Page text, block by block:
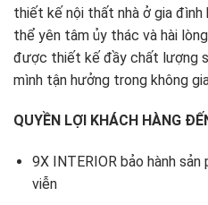
thiết kế nội thất nhà ở gia đình
thể yên tâm ủy thác và hài
được thiết kế đầy chất lượng
mình tận hưởng trong không
QUYỀN LỢI KHÁCH HÀNG
9X INTERIOR bảo hành
viễn